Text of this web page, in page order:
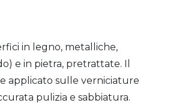
in legno, metalliche,
e in pietra, pretrattate. Il
applicato sulle verniciature
pulizia e sabbiatura.